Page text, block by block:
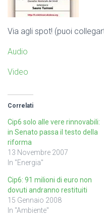
Via agli spot! (puoi
Audio
Video
Correlati
Cip6 solo alle vere rinnovabili:
in Senato passa il testo della
riforma
13 Novembre 2007
In "Energia"
Cip6: 91 milioni di euro non
dovuti andranno restituiti
15 Gennaio 2008
In "Ambiente"